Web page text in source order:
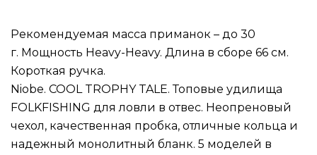
Рекомендуемая масса приманок – до 30
г. Мощность Heavy-Heavy. Длина в сборе 66 см.
Короткая ручка.
Niobe. COOL TROPHY TALE. Топовые удилища
FOLKFISHING для ловли в отвес. Неопреновый
чехол, качественная пробка, отличные кольца и
надежный монолитный бланк. 5 моделей в